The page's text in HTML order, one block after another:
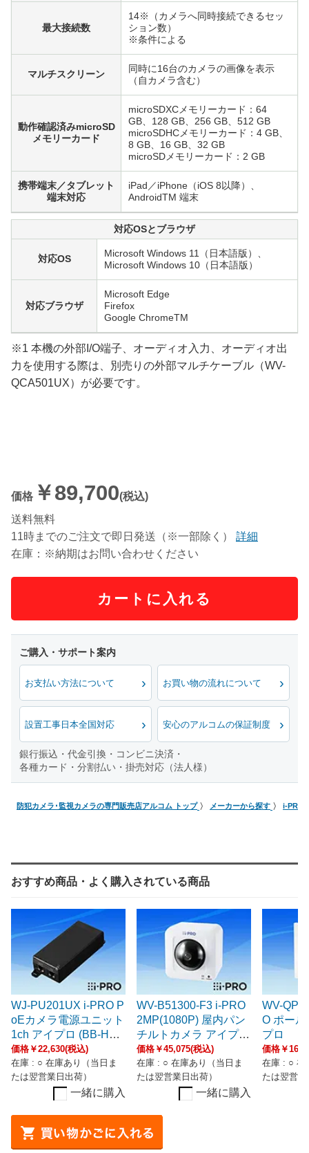
最大接続数
14※（カメラへ同時接続できるセッ
ション数）
※条件による
マルチスクリーン
同時に16台のカメラの画像を表示
（自カメラ含む）
動作確認済みmicroSD
メモリーカード
microSDXCメモリーカード：64
GB、128 GB、256 GB、512 GB
microSDHCメモリーカード：4 GB、
8 GB、16 GB、32 GB
microSDメモリーカード：2 GB
携帯端末／タブレット
端末対応
iPad／iPhone（iOS 8以降）、
AndroidTM 端末
対応OSとブラウザ
対応OS
Microsoft Windows 11（日本語版）、
Microsoft Windows 10（日本語版）
対応ブラウザ
Microsoft Edge
Firefox
Google ChromeTM
※1 本機の外部I/O端子、オーディオ入力、オーディオ出
力を使用する際は、別売りの外部マルチケーブル（WV-
QCA501UX）が必要です。
価格 ￥89,700(税込)
送料無料
11時までのご注文で即日発送（※一部除く）
詳細
在庫：※納期はお問い合わせください
カートに入れる
お支払い方法について お買い物の流れについて
設置工事日本全国対応 安心のアルコムの保証制度
銀行振込・代金引換・コンビニ決済・
各種カード・分割払い・掛売対応（法人様）
防犯カメラ･監視カメラの専門販売店アルコム トップ メーカーから探す i-PRO
おすすめ商品・よく購入されている商品
WJ-PU201UX i-PRO P
oEカメラ電源ユニット
1ch アイプロ (BB-HPE
2代替相当品)
価格￥22,630(税込)
在庫 : ○ 在庫あり（当日ま
たは翌営業日出荷）
一緒に購入
WV-B51300-F3 i-PRO
2MP(1080P) 屋内パン
チルトカメラ アイプロ
(BB-ST165A/BB-ST16
2A後継・移行機種)
価格￥45,075(税込)
在庫 : ○ 在庫あり（当日ま
たは翌営業日出荷）
一緒に購入
WV-
O ポー
プロ
価格￥
在庫 : ○ 在
たは翌営